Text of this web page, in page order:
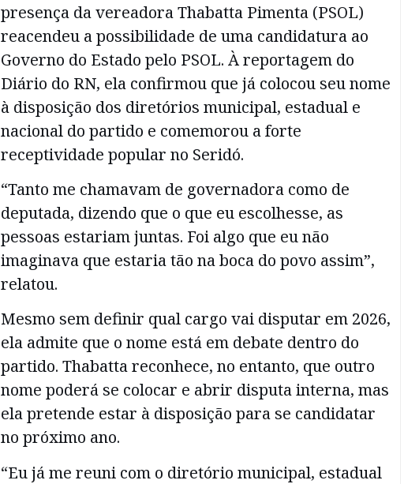
presença da vereadora Thabatta Pimenta (PSOL)
reacendeu a possibilidade de uma candidatura ao
Governo do Estado pelo PSOL. À reportagem do
Diário do RN, ela confirmou que já colocou seu nome
à disposição dos diretórios municipal, estadual e
nacional do partido e comemorou a forte
receptividade popular no Seridó.
“Tanto me chamavam de governadora como de
deputada, dizendo que o que eu escolhesse, as
pessoas estariam juntas. Foi algo que eu não
imaginava que estaria tão na boca do povo assim”,
relatou.
Mesmo sem definir qual cargo vai disputar em 2026,
ela admite que o nome está em debate dentro do
partido. Thabatta reconhece, no entanto, que outro
nome poderá se colocar e abrir disputa interna, mas
ela pretende estar à disposição para se candidatar
no próximo ano.
“Eu já me reuni com o diretório municipal, estadual